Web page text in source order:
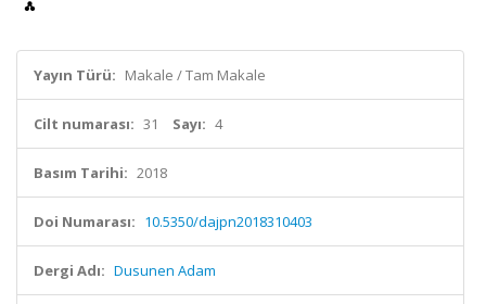
Yayın Türü: Makale / Tam Makale
Cilt numarası: 31 Sayı: 4
Basım Tarihi: 2018
Doi Numarası: 10.5350/dajpn2018310403
Dergi Adı: Dusunen Adam